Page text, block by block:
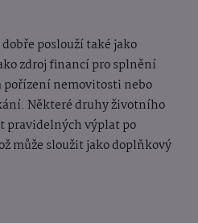
poslouží také jako
zdroj financí pro splnění
nemovitosti nebo
Některé druhy životního
pravidelných výplat po
může sloužit jako doplňkový